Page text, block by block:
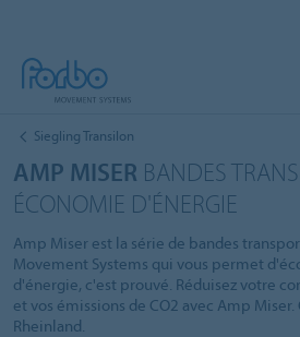
Siegling Transilon
AMP MISER BANDES
ÉCONOMIE D'ÉNERGIE
Amp Miser est la série de bandes
Movement Systems qui vous permet
d'énergie, c'est prouvé. Réduisez votre
et vos émissions de CO2 avec Amp
Rheinland.